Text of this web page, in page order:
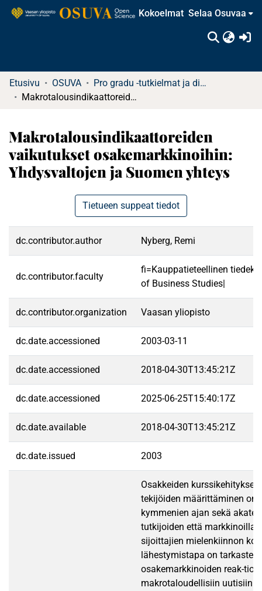
Kokoelmat Selaa Osuvaa
Etusivu OSUVA
Pro gradu -tutkielmat ja diplomityöt
Makrotalousindikaattoreiden vaikutukset osakemarkkinoihin: Yhdysvaltojen ja Suomen yhteys
Makrotalousindikaattoreiden
vaikutukset osakemarkkinoihin:
Yhdysvaltojen ja Suomen yhteys
Tietueen suppeat tiedot
dc.contributor.author Nyberg, Remi
dc.contributor.faculty
fi=Kauppatieteellinen
of Business Studies|
dc.contributor.organization Vaasan yliopisto
dc.date.accessioned 2003-03-11
dc.date.accessioned 2018-04-30T13:45:21Z
dc.date.accessioned 2025-06-25T15:40:17Z
dc.date.available 2018-04-30T13:45:21Z
dc.date.issued 2003
Osakkeiden
tekijöiden määrittäminen on
kymmenien ajan sekä
tutkijoiden että markkinoilla
sijoittajien mielenkiinnon
lähestymistapa on
osakemarkkinoiden reak-
makrotaloudellisiin uutisiin.